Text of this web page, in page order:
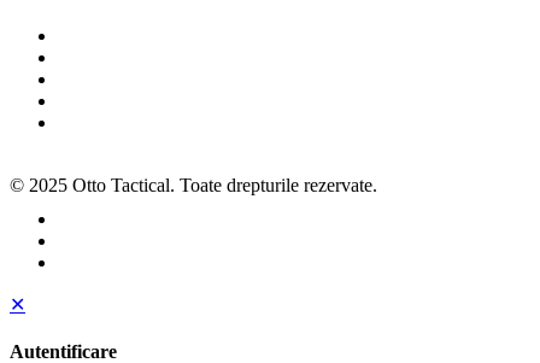
© 2025 Otto Tactical. Toate drepturile rezervate.
✕
Autentificare